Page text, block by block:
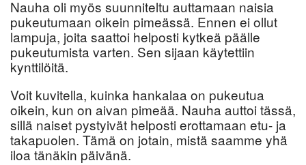
Nauha oli myös suunniteltu auttamaan naisia
pukeutumaan oikein pimeässä. Ennen ei ollut
lampuja, joita saattoi helposti kytkeä päälle
pukeutumista varten. Sen sijaan käytettiin
kynttilöitä.
Voit kuvitella, kuinka hankalaa on pukeutua
oikein, kun on aivan pimeää. Nauha auttoi tässä,
sillä naiset pystyivät helposti erottamaan etu- ja
takapuolen. Tämä on jotain, mistä saamme yhä
iloa tänäkin päivänä.